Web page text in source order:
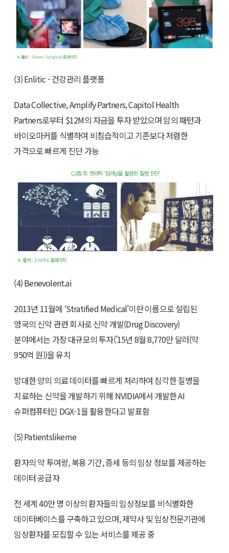
(3) Enlitic - 건강관리 플랫폼
Data Collective, Amplify Partners, Capitol Health
Partners로부터 $12M의 자금을 투자 받았으며 암의 패턴과
바이오마커를 식별하여 비침습적이고 기존보다 저렴한
가격으로 빠르게 진단 가능
(4) Benevolent.ai
2013년 11월에 ‘Stratified Medical’이란 이름으로 설립된
영국의 신약 관련 회사로 신약 개발(Drug Discovery)
분야에서는 가장 대규모의 투자(’15년 8월 8,770만 달러(약
950억 원))을 유치
방대한 양의 의료 데이터를 빠르게 처리하여 심각한 질병을
치료하는 신약을 개발하기 위해 NVIDIA에서 개발한 AI
슈퍼컴퓨터인 DGX-1을 활용한다고 발표함
(5) Patientslikeme
환자의 약 투여량, 복용 기간, 증세 등의 임상 정보를 제공하는
데이터 공급자
전 세계 40만 명 이상의 환자들의 임상정보를 비식별화한
데이터베이스를 구축하고 있으며, 제약사 및 임상전문기관에
임상환자를 모집할 수 있는 서비스를 제공 중